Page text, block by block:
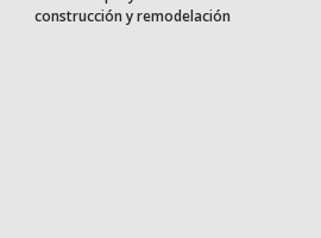
construcción y remodelación